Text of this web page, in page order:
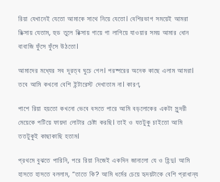
রিয়া যেখানেই যেতো আমাকে সাথে নিয়ে যেতো। বেশিরভাগ সময়েই আমরা
রিক্সায় যেতাম, হুড তুলে রিক্সায় গায়ে গা লাগিয়ে যাওয়ার সময় আমার ধোন
বাবাজি ফুঁসে ফুঁসে উঠতো।
আমাদের মধ্যের সব দূরত্ব ঘুচে গেল। পরষ্পরের অনেক কাছে এলাম আমরা।
তবে আমি কখনো বেশি ইন্টারেস্ট দেখাতাম না। কারণ,
পাশে রিয়া হয়তো কখনো ভেবে বসতে পারে আমি বড়লোকের একটা সুন্দরী
মেয়েকে পটিয়ে ফায়দা লোটার চেষ্টা করছি। তাই ও যতটুকু চাইতো আমি
ততটুকুই কাছাকাছি হতাম।
প্রথমে বুঝতে পারিনি, পরে রিয়া নিজেই একদিন জানালো যে ও হিন্দু। আমি
হাসতে হাসতে বললাম, “তাতে কি? আমি ধর্মের চেয়ে হৃদয়টাকে বেশি প্রাধান্য